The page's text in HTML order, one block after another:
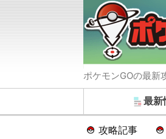
ポケモンGOの最新
最新
攻略記事